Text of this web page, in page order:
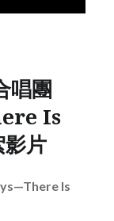
唱團
Is
片
Is